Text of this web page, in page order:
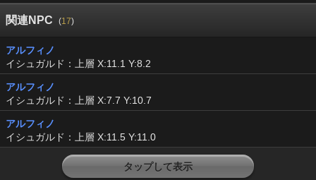
関連NPC (17)
アルフィノ
イシュガルド：上層 X:11.1 Y:8.2
アルフィノ
イシュガルド：上層 X:7.7 Y:10.7
アルフィノ
イシュガルド：上層 X:11.5 Y:11.0
タップして表示